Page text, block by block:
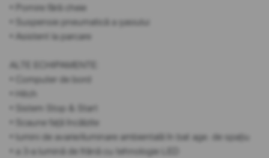
• Pornire fără cheie
• Suspensie pneumatică a șasiului
• Asistent la parcare
ALTE ECHIPAMENTE:
• Computer de bord
• Hitch
• Sistem Stop & Start
• Scaune față încălzite
• lumini de avarie/iluminare ambientală în bat age. de spațiu
• a 3-a lumină de frână cu tehnologie LED